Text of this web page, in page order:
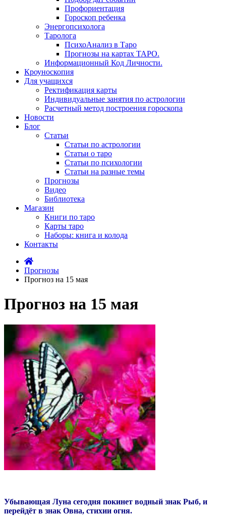
Профориентация
Гороскоп ребенка
Энергопсихолога
Таролога
ПсихоАнализ в Таро
Прогнозы на картах ТАРО.
Информационный Код Личности.
Кроуноскопия
Для учащихся
Ректификация карты
Индивидуальные занятия по астрологии
Расчетный метод построения гороскопа
Новости
Блог
Статьи
Статьи по астрологии
Статьи о таро
Статьи по психологии
Статьи на разные темы
Прогнозы
Видео
Библиотека
Магазин
Книги по таро
Карты таро
Наборы: книга и колода
Контакты
Прогнозы
Прогноз на 15 мая
Прогноз на 15 мая
Убывающая Луна сегодня покинет водный знак Рыб, и
перейдёт в знак Овна, стихии огня.